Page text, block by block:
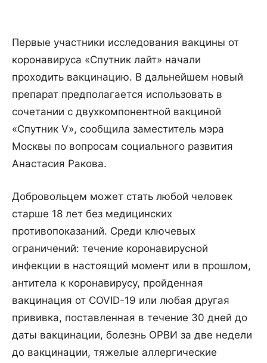
Первые участники исследования вакцины от
коронавируса «Спутник лайт» начали
проходить вакцинацию. В дальнейшем новый
препарат предполагается использовать в
сочетании с двухкомпонентной вакциной
«Спутник V», сообщила заместитель мэра
Москвы по вопросам социального развития
Анастасия Ракова.
Добровольцем может стать любой человек
старше 18 лет без медицинских
противопоказаний. Среди ключевых
ограничений: течение коронавирусной
инфекции в настоящий момент или в прошлом,
антитела к коронавирусу, пройденная
вакцинация от COVID-19 или любая другая
прививка, поставленная в течение 30 дней до
даты вакцинации, болезнь ОРВИ за две недели
до вакцинации, тяжелые аллергические